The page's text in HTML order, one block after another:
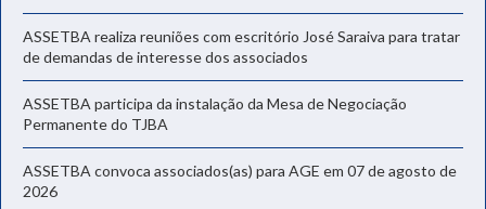
ASSETBA realiza reuniões com escritório José Saraiva para tratar
de demandas de interesse dos associados
ASSETBA participa da instalação da Mesa de Negociação
Permanente do TJBA
ASSETBA convoca associados(as) para AGE em 07 de agosto de
2026